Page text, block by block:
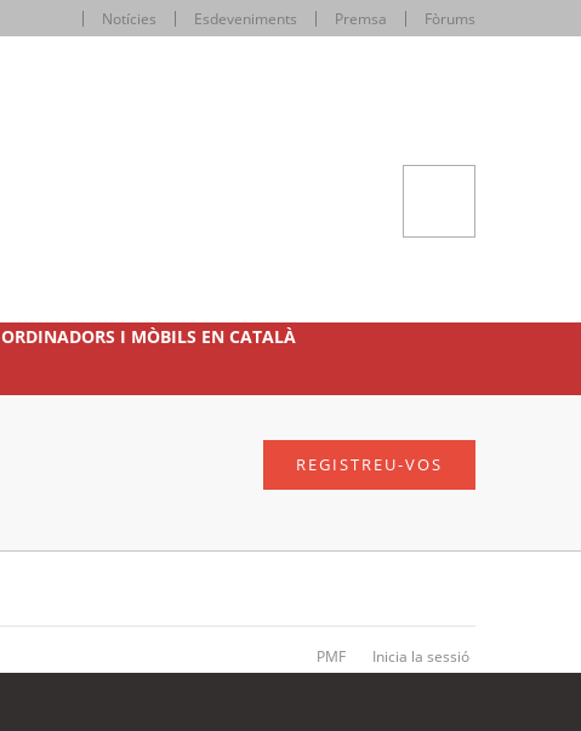
Notícies Esdeveniments Premsa Fòrums
ORDINADORS I MÒBILS EN CATALÀ
REGISTREU-VOS
PMF Inicia la sessió